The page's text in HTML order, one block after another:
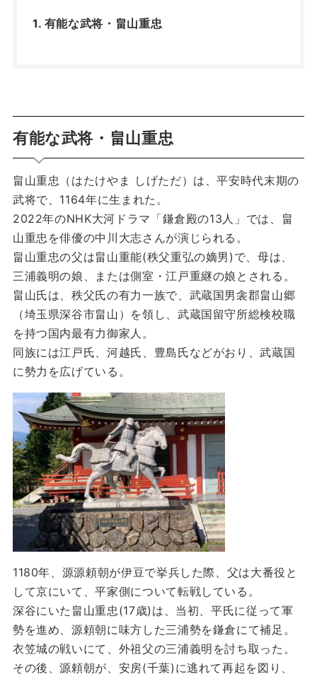
有能な武将・畠山重忠
有能な武将・畠山重忠
畠山重忠（はたけやま しげただ）は、平安時代末期の
武将で、1164年に生まれた。
2022年のNHK大河ドラマ「鎌倉殿の13人」では、畠
山重忠を俳優の中川大志さんが演じられる。
畠山重忠の父は畠山重能(秩父重弘の嫡男)で、母は、
三浦義明の娘、または側室・江戸重継の娘とされる。
畠山氏は、秩父氏の有力一族で、武蔵国男衾郡畠山郷
（埼玉県深谷市畠山）を領し、武蔵国留守所総検校職
を持つ国内最有力御家人。
同族には江戸氏、河越氏、豊島氏などがおり、武蔵国
に勢力を広げている。
1180年、源源頼朝が伊豆で挙兵した際、父は大番役と
して京にいて、平家側について転戦している。
深谷にいた畠山重忠(17歳)は、当初、平氏に従って軍
勢を進め、源頼朝に味方した三浦勢を鎌倉にて補足。
衣笠城の戦いにて、外祖父の三浦義明を討ち取った。
その後、源頼朝が、安房(千葉)に逃れて再起を図り、